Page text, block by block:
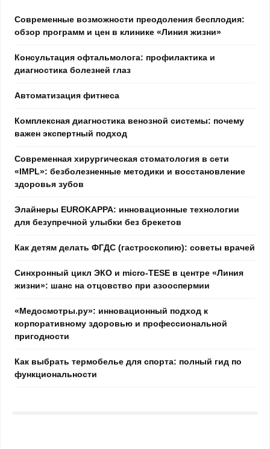
Современные возможности преодоления бесплодия:
обзор программ и цен в клинике «Линия жизни»
Консультация офтальмолога: профилактика и
диагностика болезней глаз
Автоматизация фитнеса
Комплексная диагностика венозной системы: почему
важен экспертный подход
Современная хирургическая стоматология в сети
«IMPL»: безболезненные методики и восстановление
здоровья зубов
Элайнеры EUROKAPPA: инновационные технологии
для безупречной улыбки без брекетов
Как детям делать ФГДС (гастроскопию): советы врачей
Синхронный цикл ЭКО и micro-TESE в центре «Линия
жизни»: шанс на отцовство при азооспермии
«Медосмотры.ру»: инновационный подход к
корпоративному здоровью и профессиональной
пригодности
Как выбрать термобелье для спорта: полный гид по
функциональности